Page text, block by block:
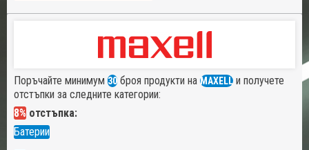
Поръчайте минимум 30 броя продукти на MAXELL и получете
отстъпки за следните категории:
8% отстъпка:
Батерии